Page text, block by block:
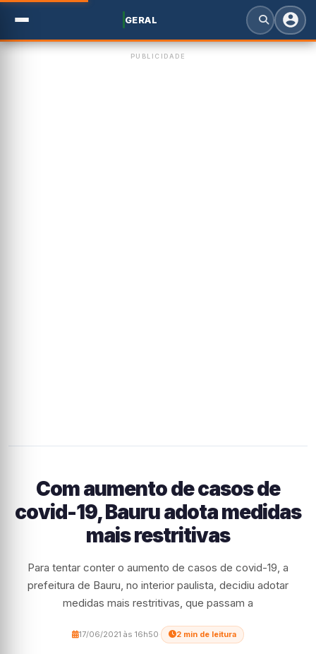
GERAL
PUBLICIDADE
Com aumento de casos de
covid-19, Bauru adota medidas
mais restritivas
Para tentar conter o aumento de casos de covid-19, a
prefeitura de Bauru, no interior paulista, decidiu adotar
medidas mais restritivas, que passam a
17/06/2021 às 16h50 2 min de leitura